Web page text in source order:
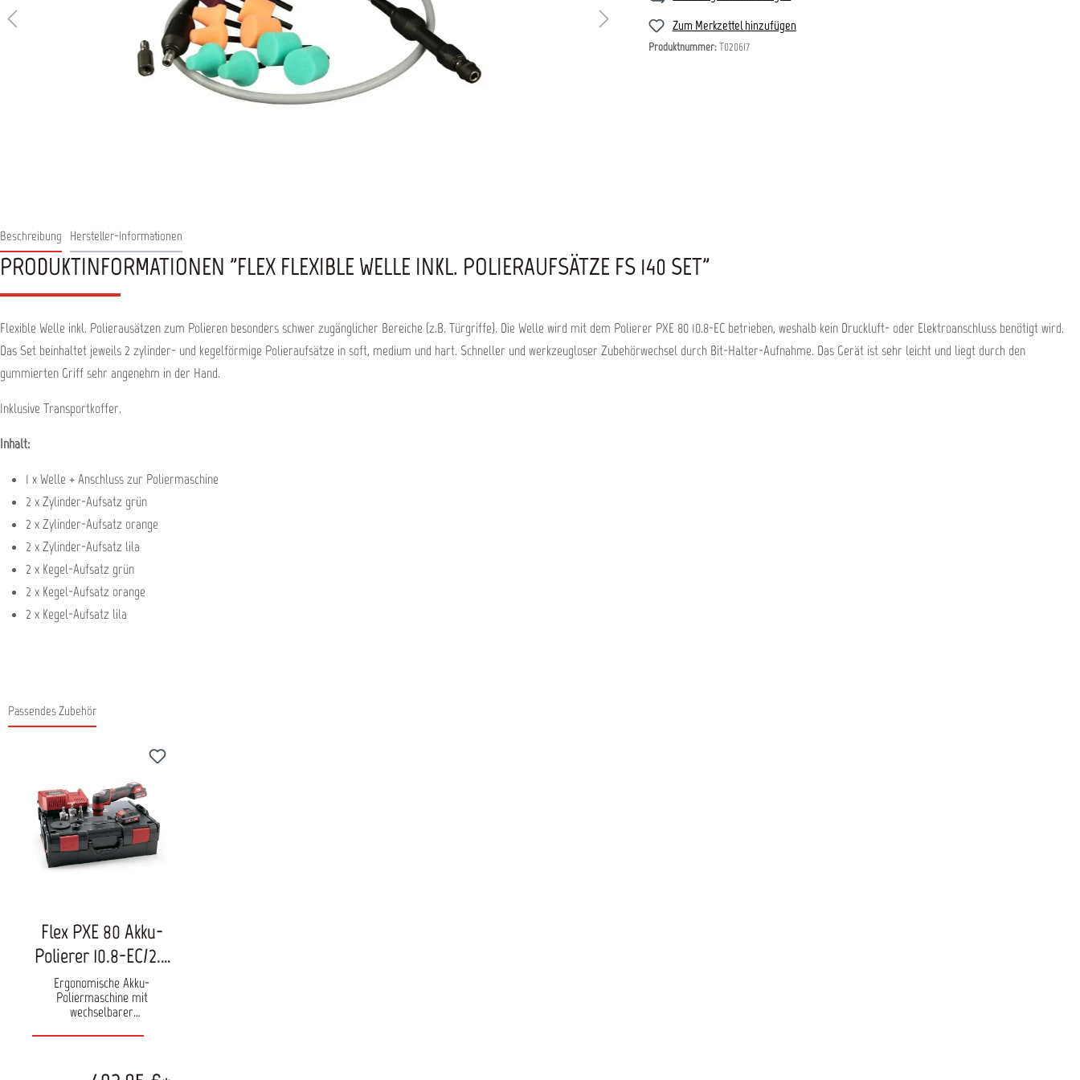
Zum Merkzettel hinzufügen
Produktnummer:T020617
Beschreibung Hersteller-Informationen
PRODUKTINFORMATIONEN "FLEX FLEXIBLE WELLE INKL. POLIERAUFSÄTZE FS 140 SET"
Flexible Welle inkl. Polierausätzen zum Polieren besonders schwer zugänglicher Bereiche (z.B. Türgriffe). Die Welle wird mit dem Polierer PXE 80 10.8-EC betrieben, weshalb kein Druckluft- oder Elektroanschluss benötigt wird.
Das Set beinhaltet jeweils 2 zylinder- und kegelförmige Polieraufsätze in soft, medium und hart. Schneller und werkzeugloser Zubehörwechsel durch Bit-Halter-Aufnahme. Das Gerät ist sehr leicht und liegt durch den
gummierten Griff sehr angenehm in der Hand.
Inklusive Transportkoffer.
Inhalt:
1 x Welle + Anschluss zur Poliermaschine
2 x Zylinder-Aufsatz grün
2 x Zylinder-Aufsatz orange
2 x Zylinder-Aufsatz lila
2 x Kegel-Aufsatz grün
2 x Kegel-Aufsatz orange
2 x Kegel-Aufsatz lila
Passendes Zubehör
Flex PXE 80 Akku-
Polierer 10.8-EC/2.5
P-Set
Ergonomische Akku-
Poliermaschine mit
wechselbarer
oder exzentrisch mit 3mm
Tellerantrieb lässt sich je